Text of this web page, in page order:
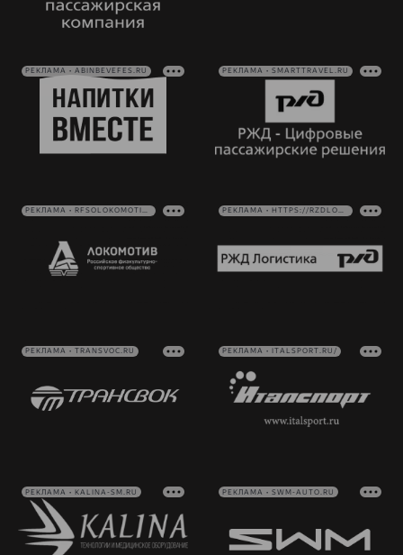
РЕКЛАМА • ABINBEVEFES.RU РЕКЛАМА • SMARTTRAVEL.RU
РЕКЛАМА • RFSOLOKOMOTIV.RU РЕКЛАМА • HTTPS://RZDLOG.RU/
РЕКЛАМА • TRANSVOC.RU РЕКЛАМА • ITALSPORT.RU/
РЕКЛАМА • KALINA-SM.RU РЕКЛАМА • SWM-AUTO.RU